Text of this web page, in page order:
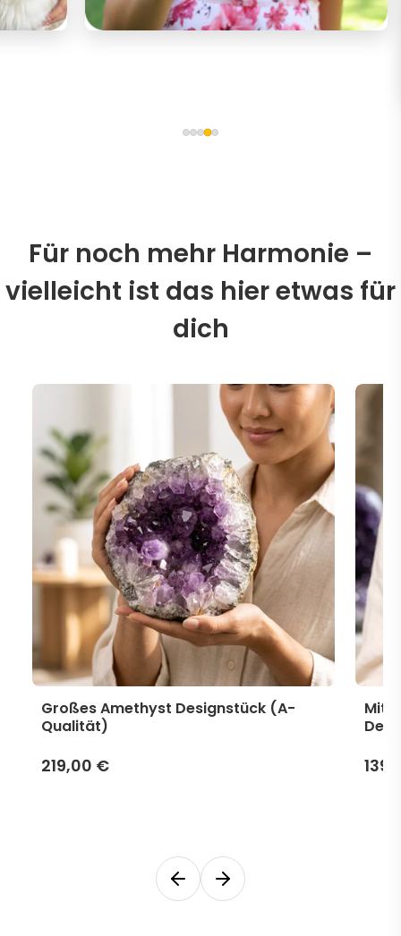
Für noch mehr Harmonie –
vielleicht ist das hier etwas für
dich
Großes Amethyst Designstück (A-
Qualität)
219,00 €